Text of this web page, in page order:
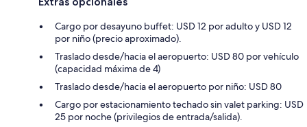
Cargo por desayuno buffet: USD 12 por adulto y USD 12
por niño (precio aproximado).
Traslado desde/hacia el aeropuerto: USD 80 por vehículo
(capacidad máxima de 4)
Traslado desde/hacia el aeropuerto por niño: USD 80
Cargo por estacionamiento techado sin valet parking: USD
25 por noche (privilegios de entrada/salida).